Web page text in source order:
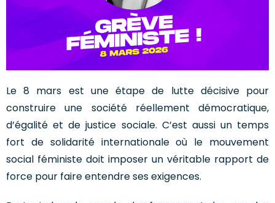
Le 8 mars est une étape de lutte décisive pour
construire une société réellement démocratique,
d’égalité et de justice sociale. C’est aussi un temps
fort de solidarité internationale où le mouvement
social féministe doit imposer un véritable rapport de
force pour faire entendre ses exigences.